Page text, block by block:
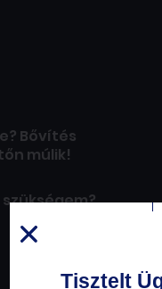
Bővítés
múlik!
Tisztelt